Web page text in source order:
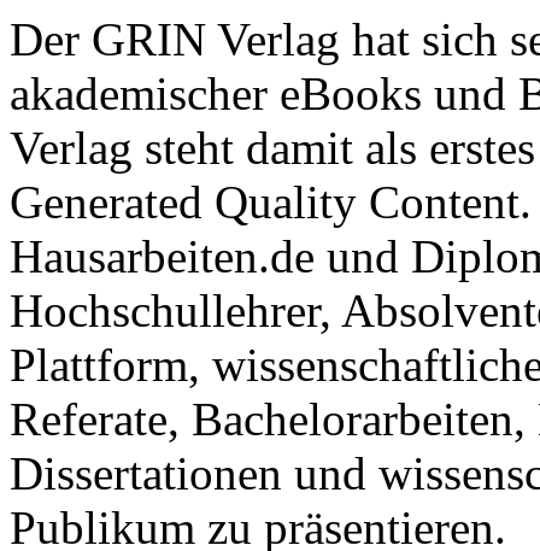
Der GRIN Verlag hat sich
akademischer eBooks und
Verlag steht damit als
Generated Quality
Hausarbeiten.de und
Hochschullehrer,
Plattform,
Referate,
Dissertationen und
Publikum zu präsentieren.